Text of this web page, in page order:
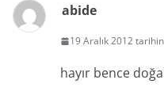
abide
19 Aralık 2012
hayır bence